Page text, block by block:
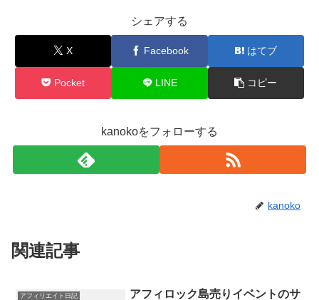
シェアする
X Facebook はてブ
Pocket LINE コピー
kanokoをフォローする
kanoko
関連記事
アフィリエイト日記
アフィロック島売りイベントのサ